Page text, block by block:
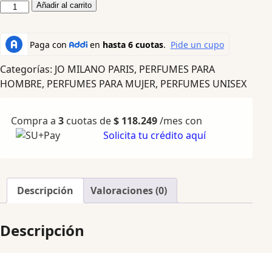
Añadir al carrito
Categorías: JO MILANO PARIS, PERFUMES PARA
HOMBRE, PERFUMES PARA MUJER, PERFUMES UNISEX
Compra a 3 cuotas de$ 118.249/mes con
Solicita tu crédito aquí
Descripción Valoraciones (0)
Descripción